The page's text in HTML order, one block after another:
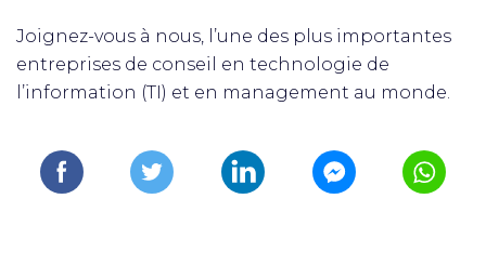
Joignez-vous à nous, l’une des plus importantes
entreprises de conseil en technologie de
l’information (TI) et en management au monde.